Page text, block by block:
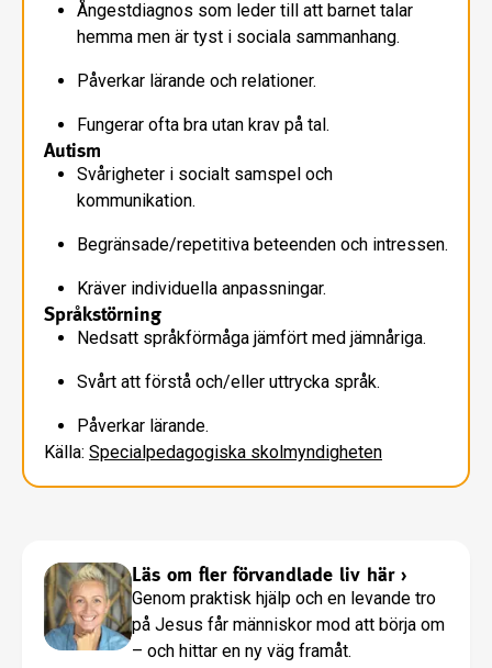
Ångestdiagnos som leder till att barnet talar
hemma men är tyst i sociala sammanhang.
Påverkar lärande och relationer.
Fungerar ofta bra utan krav på tal.
Autism
Svårigheter i socialt samspel och
kommunikation.
Begränsade/repetitiva beteenden och intressen.
Kräver individuella anpassningar.
Språkstörning
Nedsatt språkförmåga jämfört med jämnåriga.
Svårt att förstå och/eller uttrycka språk.
Påverkar lärande.
Källa: Specialpedagogiska skolmyndigheten
Läs om fler förvandlade liv här›
Genom praktisk hjälp och en levande tro
på Jesus får människor mod att börja om
– och hittar en ny väg framåt.